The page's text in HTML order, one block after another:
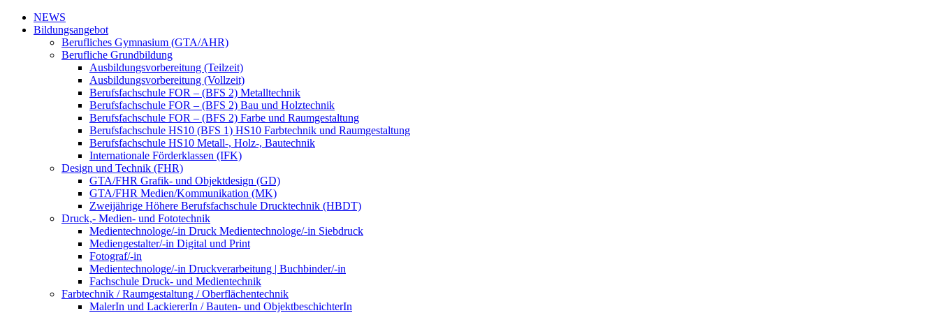
NEWS
Bildungsangebot
Berufliches Gymnasium (GTA/AHR)
Berufliche Grundbildung
Ausbildungsvorbereitung (Teilzeit)
Ausbildungsvorbereitung (Vollzeit)
Berufsfachschule FOR – (BFS 2) Metalltechnik
Berufsfachschule FOR – (BFS 2) Bau und Holztechnik
Berufsfachschule FOR – (BFS 2) Farbe und Raumgestaltung
Berufsfachschule HS10 (BFS 1) HS10 Farbtechnik und Raumgestaltung
Berufsfachschule HS10 Metall-, Holz-, Bautechnik
Internationale Förderklassen (IFK)
Design und Technik (FHR)
GTA/FHR Grafik- und Objektdesign (GD)
GTA/FHR Medien/Kommunikation (MK)
Zweijährige Höhere Berufsfachschule Drucktechnik (HBDT)
Druck,- Medien- und Fototechnik
Medientechnologe/-in Druck Medientechnologe/-in Siebdruck
Mediengestalter/-in Digital und Print
Fotograf/-in
Medientechnologe/-in Druckverarbeitung | Buchbinder/-in
Fachschule Druck- und Medientechnik
Farbtechnik / Raumgestaltung / Oberflächentechnik
MalerIn und LackiererIn / Bauten- und ObjektbeschichterIn